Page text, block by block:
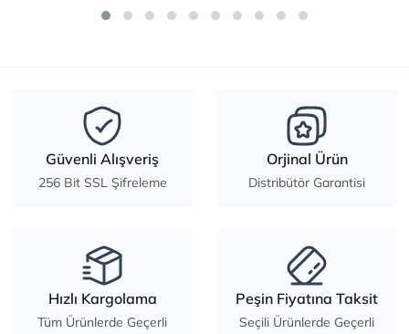
Güvenli Alışveriş
256 Bit SSL Şifreleme
Orjinal Ürün
Distribütör Garantisi
Hızlı Kargolama
Tüm Ürünlerde Geçerli
Peşin Fiyatına Taksit
Seçili Ürünlerde Geçerli